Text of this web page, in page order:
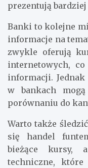
prezentują
Banki to kolejne
informacje na
zwykle oferują
internetowych,
informacji.
w bankach
porównaniu do
Warto także
się handel
bieżące kursy,
techniczne,